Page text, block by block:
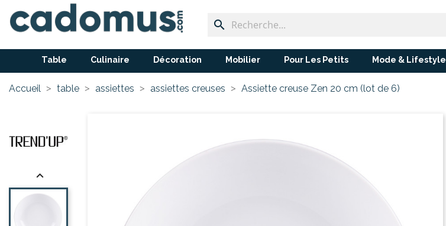
search
Table
Culinaire Décoration Mobilier Pour Les Petits Mode & Lifestyle
Accueil table assiettes assiettes creuses Assiette creuse Zen 20 cm (lot de 6)
